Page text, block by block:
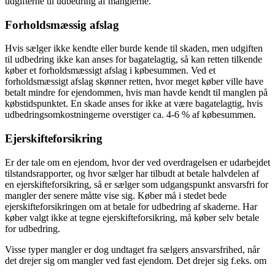
Forholdsmæssig afslag
Hvis sælger ikke kendte eller burde kende til skaden, men udgiften
til udbedring ikke kan anses for bagatelagtig, så kan retten tilkende
køber et forholdsmæssigt afslag i købesummen. Ved et
forholdsmæssigt afslag skønner retten, hvor meget køber ville have
betalt mindre for ejendommen, hvis man havde kendt til manglen på
købstidspunktet. En skade anses for ikke at være bagatelagtig, hvis
udbedringsomkostningerne overstiger ca. 4-6 % af købesummen.
Ejerskifteforsikring
Er der tale om en ejendom, hvor der ved overdragelsen er udarbejdet
tilstandsrapporter, og hvor sælger har tilbudt at betale halvdelen af
en ejerskifteforsikring, så er sælger som udgangspunkt ansvarsfri for
mangler der senere måtte vise sig. Køber må i stedet bede
ejerskifteforsikringen om at betale for udbedring af skaderne. Har
køber valgt ikke at tegne ejerskifteforsikring, må køber selv betale
for udbedring.
Visse typer mangler er dog undtaget fra sælgers ansvarsfrihed, når
det drejer sig om mangler ved fast ejendom. Det drejer sig f.eks. om